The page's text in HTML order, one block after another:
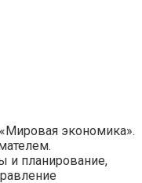
экономика».
и планирование,